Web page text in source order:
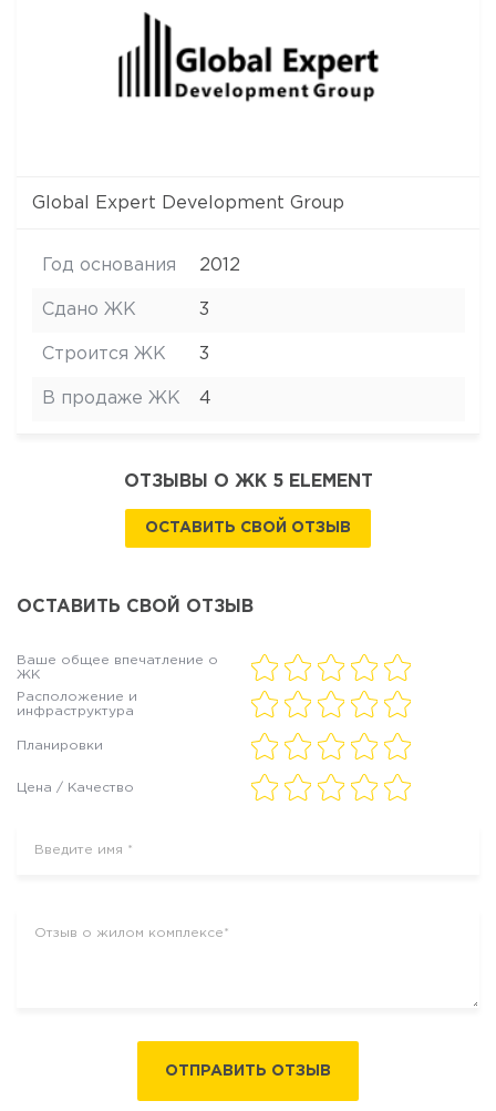
Global Expert Development Group
Год основания 2012
Сдано ЖК 3
Строится ЖК 3
В продаже ЖК 4
ОТЗЫВЫ О ЖК 5 ELEMENT
ОСТАВИТЬ СВОЙ ОТЗЫВ
ОСТАВИТЬ СВОЙ ОТЗЫВ
Ваше общее впечатление о
ЖК
Расположение и
инфраструктура
Планировки
Цена / Качество
ОТПРАВИТЬ ОТЗЫВ